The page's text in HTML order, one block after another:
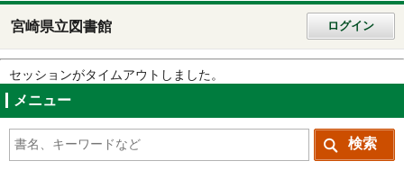
宮崎県立図書館 ログイン
セッションがタイムアウトしました。
メニュー